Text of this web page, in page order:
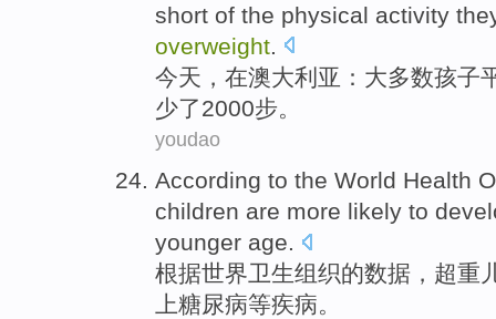
short of the physical activity
overweight
今天，在澳大利亚：大多数孩子
少了2000步。
youdao
According to the World Health
children are more likely to
younger age.
根据世界卫生组织的数据，超重
上糖尿病等疾病。